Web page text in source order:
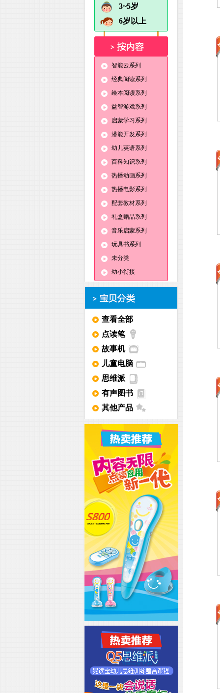
3~5岁
6岁以上
智能云系列
经典阅读系列
绘本阅读系列
益智游戏系列
启蒙学习系列
潜能开发系列
幼儿英语系列
百科知识系列
热播动画系列
热播电影系列
配套教材系列
礼盒赠品系列
音乐启蒙系列
玩具书系列
未分类
幼小衔接
查看全部
点读笔
故事机
儿童电脑
思维派
有声图书
其他产品